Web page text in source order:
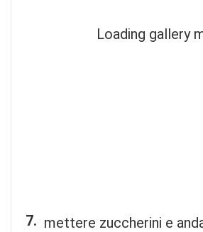
Loading gallery
mettere zuccherini e